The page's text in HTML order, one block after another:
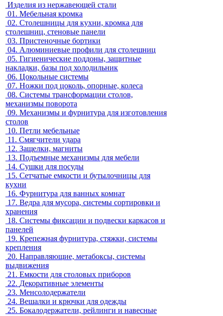
Изделия из нержавеющей стали
01. Мебельная кромка
02. Столешницы для кухни, кромка для
столешниц, стеновые панели
03. Пристеночные бортики
04. Алюминиевые профили для столешниц
05. Гигиенические поддоны, защитные
накладки, базы под холодильник
06. Цокольные системы
07. Ножки под цоколь, опорные, колеса
08. Системы трансформации столов,
механизмы поворота
09. Механизмы и фурнитура для изготовления
столов
10. Петли мебельные
11. Смягчители удара
12. Защелки, магниты
13. Подъемные механизмы для мебели
14. Сушки для посуды
15. Сетчатые емкости и бутылочницы для
кухни
16. Фурнитура для ванных комнат
17. Ведра для мусора, системы сортировки и
хранения
18. Системы фиксации и подвески каркасов и
панелей
19. Крепежная фурнитура, стяжки, системы
крепления
20. Направляющие, метабоксы, системы
выдвижения
21. Емкости для столовых приборов
22. Декоративные элементы
23. Менсолодержатели
24. Вешалки и крючки для одежды
25. Бокалодержатели, рейлинги и навесные